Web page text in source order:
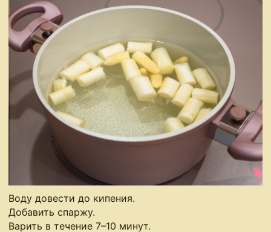
Воду довести до кипения.
Добавить спаржу.
Варить в течение 7–10 минут.